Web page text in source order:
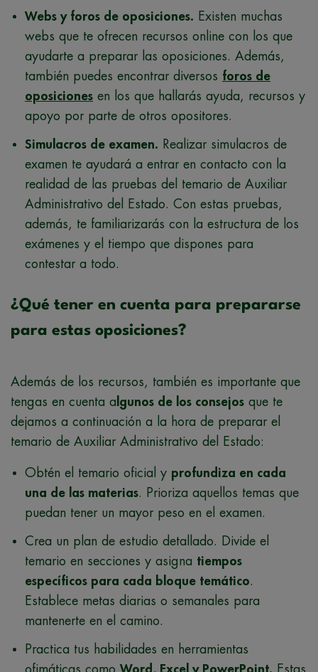
Webs y foros de oposiciones. Existen muchas
webs que te ofrecen recursos online con los que
ayudarte a preparar las oposiciones. Además,
también puedes encontrar diversos foros de
oposiciones en los que hallarás ayuda, recursos y
apoyo por parte de otros opositores.
Simulacros de examen. Realizar simulacros de
examen te ayudará a entrar en contacto con la
realidad de las pruebas del temario de Auxiliar
Administrativo del Estado. Con estas pruebas,
además, te familiarizarás con la estructura de los
exámenes y el tiempo que dispones para
contestar a todo.
¿Qué tener en cuenta para prepararse
para estas oposiciones?
Además de los recursos, también es importante que
tengas en cuenta a lgunos de los consejos que te
dejamos a continuación a la hora de preparar el
temario de Auxiliar Administrativo del Estado:
Obtén el temario oficial y profundiza en cada
una de las materias . Prioriza aquellos temas que
puedan tener un mayor peso en el examen.
Crea un plan de estudio detallado. Divide el
temario en secciones y asigna tiempos
específicos para cada bloque temático
Establece metas diarias o semanales para
mantenerte en el camino.
Practica tus habilidades en herramientas
ofimáticas como Word, Excel y PowerPoint. Estas